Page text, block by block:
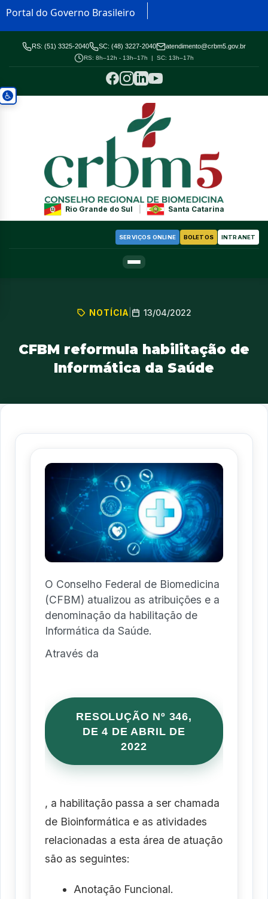
Portal do Governo Brasileiro
RS: (51) 3325-2040 SC: (48) 3227-2040 atendimento@crbm5.gov.br
RS: 8h–12h - 13h–17h | SC: 13h–17h
Rio Grande do Sul Santa Catarina
SERVIÇOS ONLINE BOLETOS INTRANET
NOTÍCIA 13/04/2022
CFBM reformula habilitação de
Informática da Saúde
O Conselho Federal de Biomedicina
(CFBM) atualizou as atribuições e a
denominação da habilitação de
Informática da Saúde.
Através da
RESOLUÇÃO Nº 346,
DE 4 DE ABRIL DE
2022
, a habilitação passa a ser chamada
de Bioinformática e as atividades
relacionadas a esta área de atuação
são as seguintes:
Anotação Funcional.